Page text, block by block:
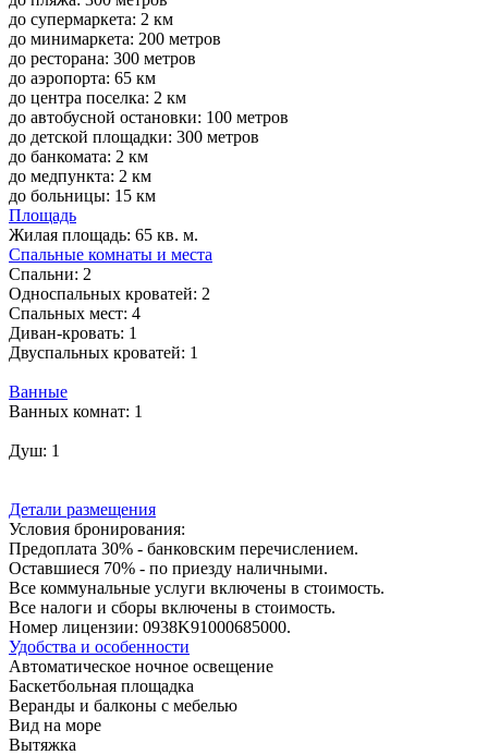
до супермаркета: 2 км
до минимаркета: 200 метров
до ресторана: 300 метров
до аэропорта: 65 км
до центра поселка: 2 км
до автобусной остановки: 100 метров
до детской площадки: 300 метров
до банкомата: 2 км
до медпункта: 2 км
до больницы: 15 км
Площадь
Жилая площадь: 65 кв. м.
Спальные комнаты и места
Спальни: 2
Односпальных кроватей: 2
Спальных мест: 4
Диван-кровать: 1
Двуспальных кроватей: 1
Ванные
Ванных комнат: 1
Душ: 1
Детали размещения
Условия бронирования:
Предоплата 30% - банковским перечислением.
Оставшиеся 70% - по приезду наличными.
Все коммунальные услуги включены в стоимость.
Все налоги и сборы включены в стоимость.
Номер лицензии: 0938K91000685000.
Удобства и особенности
Автоматическое ночное освещение
Баскетбольная площадка
Веранды и балконы с мебелью
Вид на море
Вытяжка